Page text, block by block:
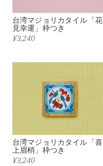
台湾マジョリカタイル「花
見幸運」枠つき
¥3,240
台湾マジョリカタイル「喜
上眉梢」枠つき
¥3,240